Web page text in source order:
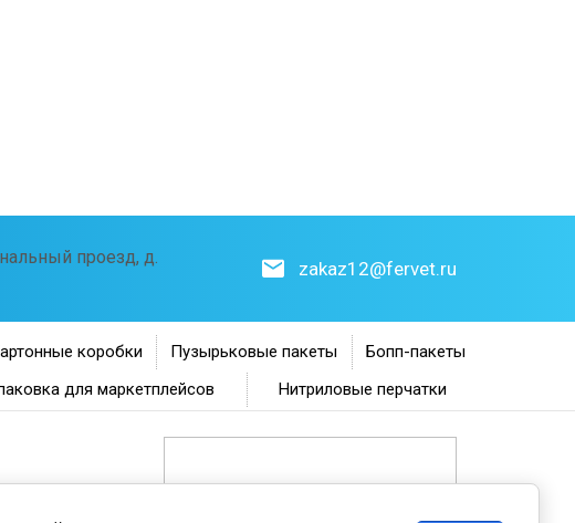
проезд, д.
zakaz12@fervet.ru
коробки Пузырьковые пакеты
Бопп-пакеты
для маркетплейсов Нитриловые перчатки